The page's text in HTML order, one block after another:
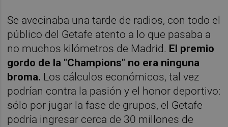
Se avecinaba una tarde de radios, con todo el
público del Getafe atento a lo que pasaba a
no muchos kilómetros de Madrid. El premio
gordo de la "Champions" no era ninguna
broma. Los cálculos económicos, tal vez
podrían contra la pasión y el honor deportivo:
sólo por jugar la fase de grupos, el Getafe
podría ingresar cerca de 30 millones de